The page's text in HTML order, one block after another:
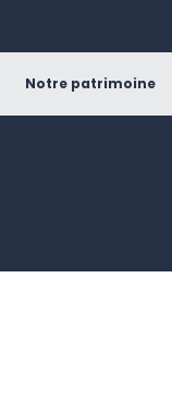
Notre patrimoine